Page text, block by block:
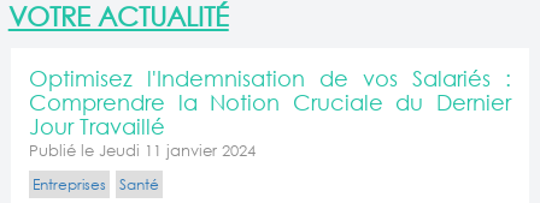
VOTRE ACTUALITÉ
Optimisez l'Indemnisation de vos Salariés :
Comprendre la Notion Cruciale du Dernier
Jour Travaillé
Publié le Jeudi 11 janvier 2024
Entreprises
Santé